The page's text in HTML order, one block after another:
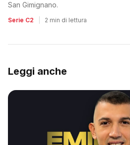
San Gimignano.
Serie C2 2 min di lettura
Leggi anche